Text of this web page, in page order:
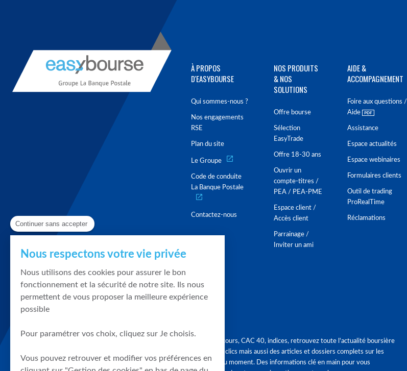
À PROPOS
D'EASYBOURSE
Qui sommes-nous ?
Nos engagements
RSE
Plan du site
Le Groupe
Code de conduite
La Banque Postale
Contactez-nous
NOS PRODUITS
& NOS
SOLUTIONS
Offre bourse
Sélection
EasyTrade
Offre 18-30 ans
Ouvrir un
compte-titres /
PEA / PEA-PME
Espace client /
Accès client
Parrainage /
Inviter un ami
AIDE &
ACCOMPAGNEMENT
Foire aux questions /
Aide
Assistance
Espace actualités
Espace webinaires
Formulaires clients
Outil de trading
ProRealTime
Réclamations
Graphique, cours, CAC 40, indices, retrouvez toute l'actualité boursière
en quelques clics mais aussi des articles et dossiers complets sur les
tendances du moment. Des informations clé en main pour vous
Continuer sans accepter
Nous respectons votre vie privée
Nous utilisons des cookies pour assurer le bon
fonctionnement et la sécurité de notre site. Ils nous
permettent de vous proposer la meilleure expérience
possible
Pour paramétrer vos choix, cliquez sur Je choisis.
Vous pouvez retrouver et modifier vos préférences en